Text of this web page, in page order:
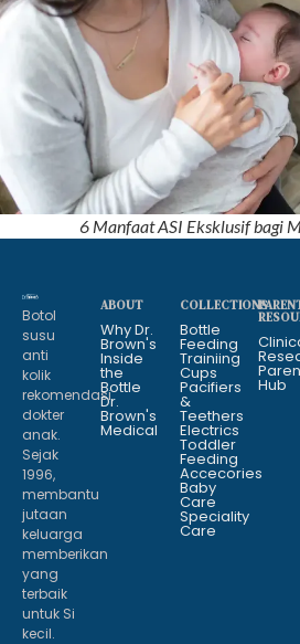
6 Manfaat ASI Eksklusif bagi
Botol
susu
anti
kolik
rekomendasi
dokter
anak.
Sejak
1996,
membantu
jutaan
keluarga
memberikan
yang
terbaik
untuk Si
kecil.
ABOUT
Why Dr.
Brown's
Inside
the
Bottle
Dr.
Brown's
Medical
COLLECTIONS
Bottle
Feeding
Trainiing
Cups
Pacifiers
&
Teethers
Electrics
Toddler
Feeding
Accecories
Baby
Care
Speciality
Care
Hub